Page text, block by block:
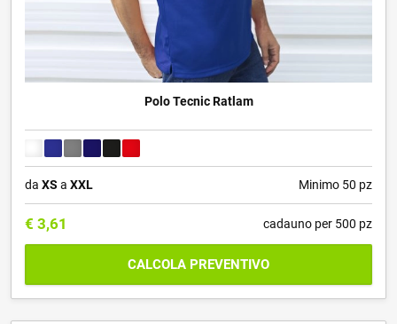
Polo Tecnic Ratlam
da XS a XXL Minimo 50 pz
€ 3,61 cadauno per 500 pz
CALCOLA PREVENTIVO